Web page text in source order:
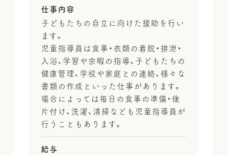
仕事内容
子どもたちの自立に向けた援助を行い
ます。
児童指導員は食事・衣類の着脱・排泄・
入浴、学習や余暇の指導、子どもたちの
健康管理、学校や家庭との連絡、様々な
書類の作成といった仕事があります。
場合によっては毎日の食事の準備・後
片付け、洗濯、清掃なども児童指導員が
行うこともあります。
給与